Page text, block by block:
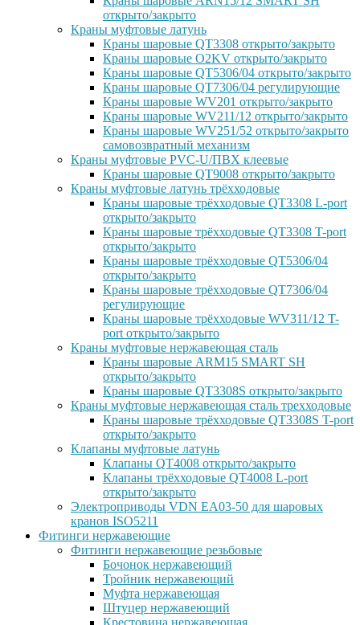
открыто/закрыто
Краны муфтовые латунь
Краны шаровые QT3308 открыто/закрыто
Краны шаровые O2KV открыто/закрыто
Краны шаровые QT5306/04 открыто/закрыто
Краны шаровые QT7306/04 регулирующие
Краны шаровые WV201 открыто/закрыто
Краны шаровые WV211/12 открыто/закрыто
Краны шаровые WV251/52 открыто/закрыто
самовозвратный механизм
Краны муфтовые PVC-U/ПВХ клеевые
Краны шаровые QT9008 открыто/закрыто
Краны муфтовые латунь трёхходовые
Краны шаровые трёхходовые QT3308 L-port
открыто/закрыто
Краны шаровые трёхходовые QT3308 T-port
открыто/закрыто
Краны шаровые трёхходовые QT5306/04
открыто/закрыто
Краны шаровые трёхходовые QT7306/04
регулирующие
Краны шаровые трёхходовые WV311/12 T-
port открыто/закрыто
Краны муфтовые нержавеющая сталь
Краны шаровые ARM15 SMART SH
открыто/закрыто
Краны шаровые QT3308S открыто/закрыто
Краны муфтовые нержавеющая сталь трехходовые
Краны шаровые трёхходовые QT3308S T-port
открыто/закрыто
Клапаны муфтовые латунь
Клапаны QT4008 открыто/закрыто
Клапаны трёхходовые QT4008 L-port
открыто/закрыто
Электроприводы VDN EA03-50 для шаровых
кранов ISO5211
Фитинги нержавеющие
Фитинги нержавеющие резьбовые
Бочонок нержавеющий
Тройник нержавеющий
Муфта нержавеющая
Штуцер нержавеющий
Крестовина нержавеющая